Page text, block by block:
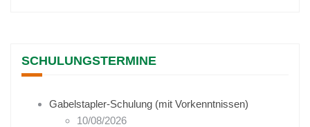
SCHULUNGSTERMINE
Gabelstapler-Schulung (mit Vorkenntnissen)
10/08/2026